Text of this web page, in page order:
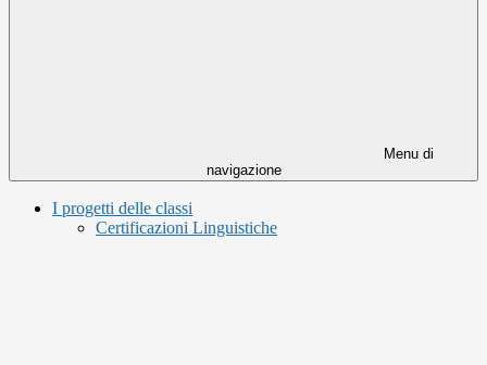
Menu di
navigazione
I progetti delle classi
Certificazioni Linguistiche